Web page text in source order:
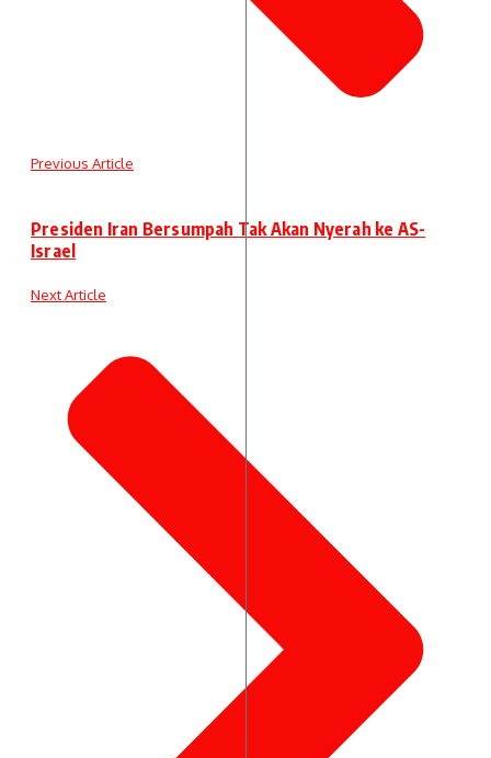
Previous Article
Presiden Iran Bersumpah Tak Akan Nyerah ke AS-
Israel
Next Article